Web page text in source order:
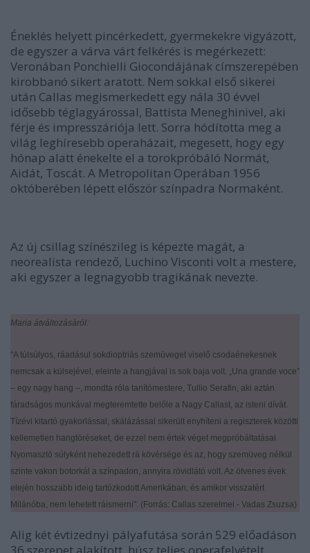
Éneklés helyett pincérkedett, gyermekekre vigyázott,
de egyszer a várva várt felkérés is megérkezett:
Veronában Ponchielli Giocondájának címszerepében
kirobbanó sikert aratott. Nem sokkal első sikerei
után Callas megismerkedett egy nála 30 évvel
idősebb téglagyárossal, Battista Meneghinivel, aki
férje és impresszáriója lett. Sorra hódította meg a
világ leghíresebb operaházait, megesett, hogy egy
hónap alatt énekelte el a torokpróbáló Normát,
Aidát, Toscát. A Metropolitan Operában 1956
októberében lépett először színpadra Normaként.
Az új csillag színészileg is képezte magát, a
neorealista rendező, Luchino Visconti volt a mestere,
aki egyszer a legnagyobb tragikának nevezte.
Maria átváltozásáról:
"A túlsúlyos, ráadásul sokdioptriás szemüveget viselő csodaénekesnek
nemcsak a külsejével, eleinte a hangjával is sok baja volt. „Una grande voce”
– egy nagy hang –, mondta róla tanítómestere, Tullio Serafin, aki aztán
fáradságos munkával megteremtette belőle a Nagy Callast, az isteni dívát.
Tízévi kitartó gyakorlással, skálázással sikerült enyhíteni a regiszterek közötti
kellemetlen hangtöréseket, de ezzel nem értek véget megpróbáltatásai.
Nyomasztó súlyként nehezedett rá kövérsége és az, hogy szemüveg nélkül
szinte vakon botorkál a színpadon, annyira rövidlátó volt. Az ötvenes évek
elején hosszabb ideig tartózkodott Amerikában, és amikor visszatért
Milánóba, nem lehetett ráismerni". (Forrás: Callas szerelmei - Vadas Zsuzsa)
Alig két évtizednyi pályafutása során 529 előadáson
36 szerepet alakított, húsz teljes operafelvételt